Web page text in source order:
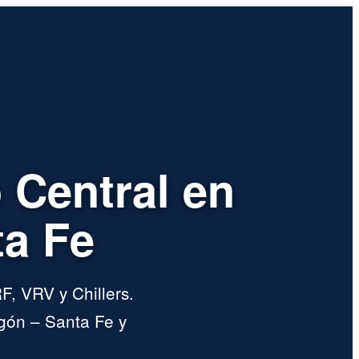
en
Fe
VRV y Chillers.
– Santa Fe y